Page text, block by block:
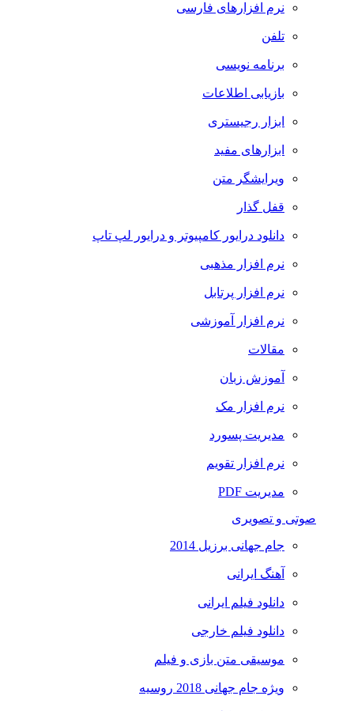
نرم افزارهای فارسی
تلفن
برنامه نویسی
بازیابی اطلاعات
ابزار رجیستری
ابزارهای مفید
ویرایشگر متن
قفل گذار
دانلود درایور کامپیوتر و درایور لپ تاپ
نرم افزار مذهبی
نرم افزار پرتابل
نرم افزار آموزشی
مقالات
آموزش زبان
نرم افزار مک
مدیریت پسورد
نرم افزار تقویم
مدیریت PDF
صوتی و تصویری
جام جهانی برزیل 2014
آهنگ ایرانی
دانلود فیلم ایرانی
دانلود فیلم خارجی
موسیقی متن بازی و فیلم
ویژه جام جهانی 2018 روسیه